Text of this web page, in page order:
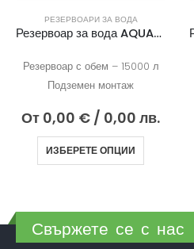
РЕЗЕРВОАРИ ЗА ВОДА
Резервоар за вода AQUAstay FLAT 15000
Резервоар с обем – 15000 л
Подземен монтаж
От 0,00 € / 0,00 лв.
ИЗБЕРЕТЕ ОПЦИИ
Свържете се с нас